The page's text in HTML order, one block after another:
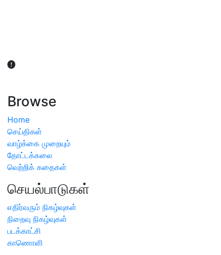
Browse
Home
செய்திகள்
வாழ்க்கை முறையும்
தோட்டக்கலை
வெற்றிக் கதைகள்
செயல்பாடுகள்
எதிர்வரும் நிகழ்வுகள்
நிறைவு நிகழ்வுகள்
படக்காட்சி
காணொளி